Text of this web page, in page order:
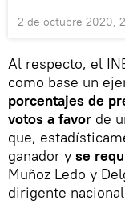
2 de octubre 2020,
Al respecto, el
como base un
porcentajes de
votos a favor de
que,
ganador y se
Muñoz Ledo y
dirigente